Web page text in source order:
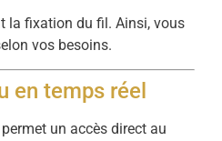
la fixation du fil. Ainsi, vous
vos besoins.
en temps réel
un accès direct au